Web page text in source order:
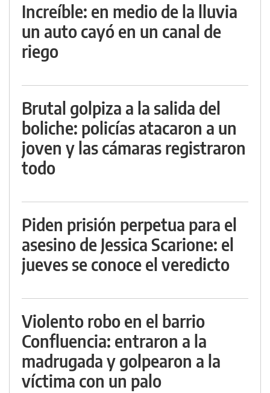
Increíble: en medio de la lluvia
un auto cayó en un canal de
riego
Brutal golpiza a la salida del
boliche: policías atacaron a un
joven y las cámaras registraron
todo
Piden prisión perpetua para el
asesino de Jessica Scarione: el
jueves se conoce el veredicto
Violento robo en el barrio
Confluencia: entraron a la
madrugada y golpearon a la
víctima con un palo